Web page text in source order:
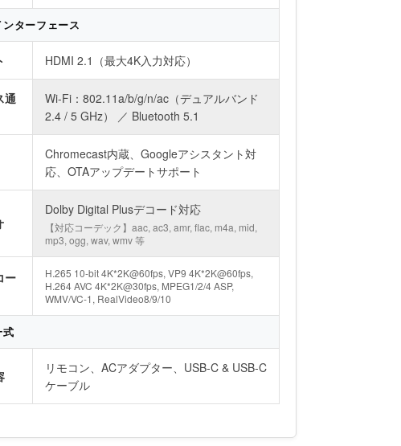
ターフェース
HDMI 2.1（最大4K入力対応）
通
Wi-Fi：802.11a/b/g/n/ac（デュアルバンド
2.4 / 5 GHz） ／ Bluetooth 5.1
Chromecast内蔵、Googleアシスタント対
応、OTAアップデートサポート
Dolby Digital Plusデコード対応
【対応コーデック】aac, ac3, amr, flac, m4a, mid,
mp3, ogg, wav, wmv 等
ー
H.265 10-bit 4K*2K@60fps, VP9 4K*2K@60fps,
H.264 AVC 4K*2K@30fps, MPEG1/2/4 ASP,
WMV/VC-1, RealVideo8/9/10
リモコン、ACアダプター、USB-C & USB-C
ケーブル